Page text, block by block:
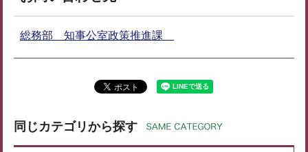
総務部 知事公室政策推進課
同じカテゴリから探す